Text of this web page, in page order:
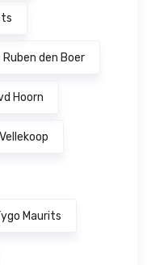
Ruben den Boer
Hoorn
Maurits